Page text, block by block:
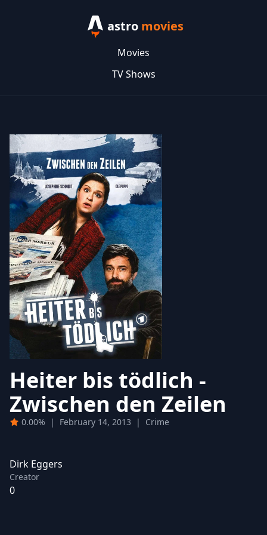
astro movies
Movies
TV Shows
Heiter bis tödlich -
Zwischen den Zeilen
0.00% | February 14, 2013 | Crime
Dirk Eggers
Creator
0